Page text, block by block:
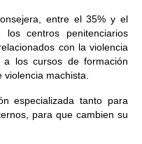
entre el 35% y el
centros penitenciarios
con la violencia
los cursos de formación
machista.
especializada tanto para
para que cambien su